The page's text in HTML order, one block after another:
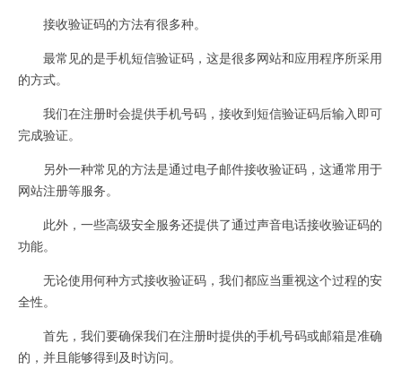
接收验证码的方法有很多种。
最常见的是手机短信验证码，这是很多网站和应用程序所采用
的方式。
我们在注册时会提供手机号码，接收到短信验证码后输入即可
完成验证。
另外一种常见的方法是通过电子邮件接收验证码，这通常用于
网站注册等服务。
此外，一些高级安全服务还提供了通过声音电话接收验证码的
功能。
无论使用何种方式接收验证码，我们都应当重视这个过程的安
全性。
首先，我们要确保我们在注册时提供的手机号码或邮箱是准确
的，并且能够得到及时访问。